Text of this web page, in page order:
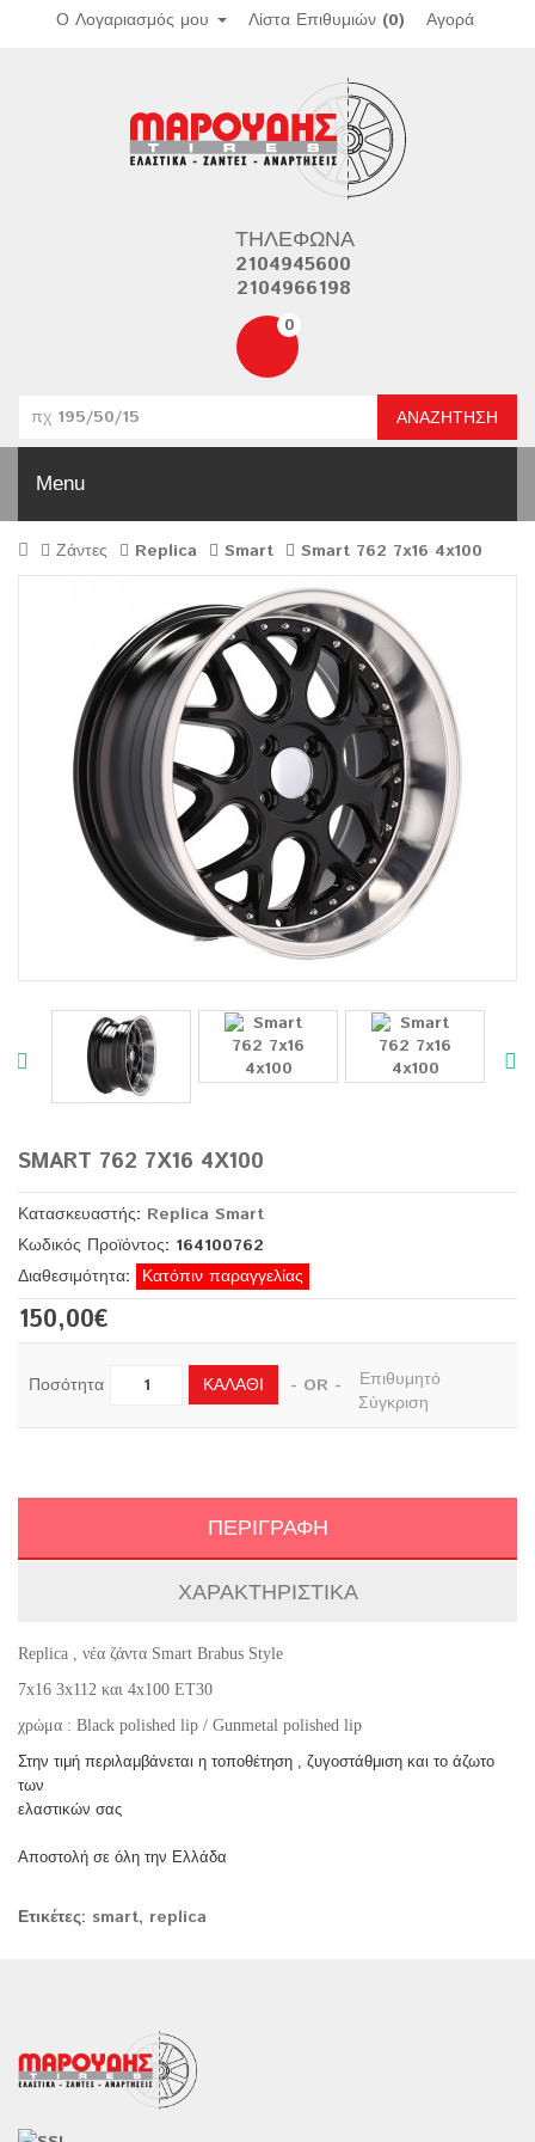
Ο Λογαριασμός μου Λίστα Επιθυμιών (0) Αγορά
ΤΗΛΈΦΩΝΑ
2104945600
2104966198
0
ΑΝΑΖΉΤΗΣΗ
Menu
Ζάντες Replica Smart Smart 762 7x16 4x100
SMART 762 7X16 4X100
Κατασκευαστής: Replica Smart
Κωδικός Προϊόντος: 164100762
Διαθεσιμότητα: Κατόπιν παραγγελίας
150,00€
Ποσότητα ΚΑΛΆΘΙ - OR -
Επιθυμητό
Σύγκριση
ΠΕΡΙΓΡΑΦΉ
ΧΑΡΑΚΤΗΡΙΣΤΙΚΆ
Replica , νέα ζάντα Smart Brabus Style
7x16 3x112 και 4x100 ET30
χρώμα : Black polished lip / Gunmetal polished lip
Στην τιμή περιλαμβάνεται η τοποθέτηση , ζυγοστάθμιση και το άζωτο
των
ελαστικών σας
Αποστολή σε όλη την Ελλάδα
Ετικέτες: smart, replica